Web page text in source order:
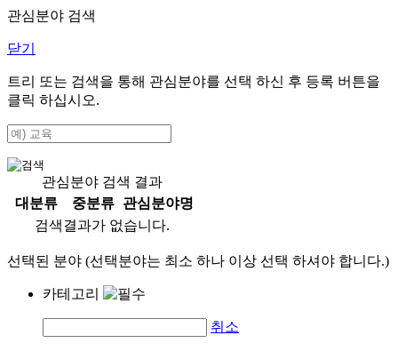
관심분야 검색
닫기
트리 또는 검색을 통해 관심분야를 선택 하신 후 등록 버튼을
클릭 하십시오.
관심분야 검색 결과
대분류
중분류
관심분야명
검색결과가 없습니다.
선택된 분야 (선택분야는 최소 하나 이상 선택 하셔야 합니다.)
카테고리
취소